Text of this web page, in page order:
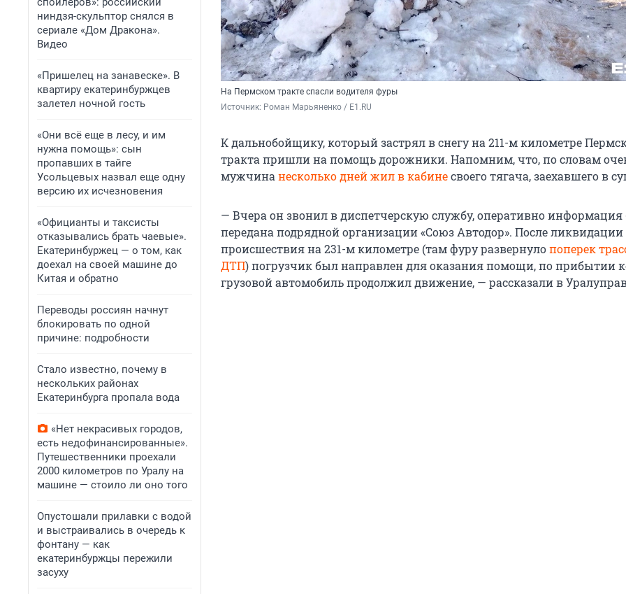
ниндзя-скульптор снялся в
сериале «Дом Дракона».
Видео
«Пришелец на занавеске». В
квартиру екатеринбуржцев
залетел ночной гость
«Они всё еще в лесу, и им
нужна помощь»: сын
пропавших в тайге
Усольцевых назвал еще одну
версию их исчезновения
«Официанты и таксисты
отказывались брать чаевые».
Екатеринбуржец — о том, как
доехал на своей машине до
Китая и обратно
Переводы россиян начнут
блокировать по одной
причине: подробности
Стало известно, почему в
нескольких районах
Екатеринбурга пропала вода
«Нет некрасивых городов,
есть недофинансированные».
Путешественники проехали
2000 километров по Уралу на
машине — стоило ли оно того
Опустошали прилавки с водой
и выстраивались в очередь к
фонтану — как
екатеринбуржцы пережили
засуху
На Пермском тракте спасли водителя фуры
Источник: Роман Марьяненко / E1.RU
К дальнобойщику, который застрял в снегу на 211-м километре
тракта пришли на помощь дорожники. Напомним, что, по словам
мужчина несколько дней жил в кабинесвоего тягача, заехавшего в
— Вчера он звонил в диспетчерскую службу, оперативно
передана подрядной организации «Союз Автодор». После ликвидации
происшествия на 231-м километре (там фуру развернулопоперек
ДТП) погрузчик был направлен для оказания помощи, по прибытии
грузовой автомобиль продолжил движение, — рассказали в